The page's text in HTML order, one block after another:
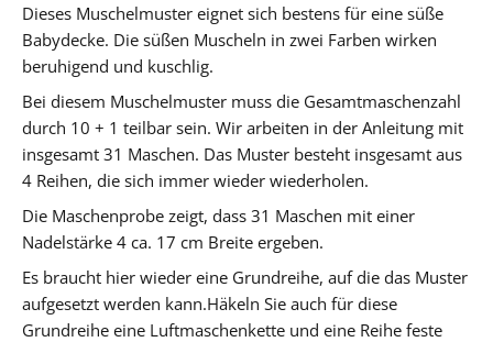
Dieses Muschelmuster eignet sich bestens für eine süße
Babydecke. Die süßen Muscheln in zwei Farben wirken
beruhigend und kuschlig.
Bei diesem Muschelmuster muss die Gesamtmaschenzahl
durch 10 + 1 teilbar sein. Wir arbeiten in der Anleitung mit
insgesamt 31 Maschen. Das Muster besteht insgesamt aus
4 Reihen, die sich immer wieder wiederholen.
Die Maschenprobe zeigt, dass 31 Maschen mit einer
Nadelstärke 4 ca. 17 cm Breite ergeben.
Es braucht hier wieder eine Grundreihe, auf die das Muster
aufgesetzt werden kann.Häkeln Sie auch für diese
Grundreihe eine Luftmaschenkette und eine Reihe feste